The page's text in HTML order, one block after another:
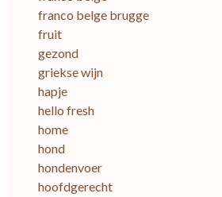
franco belge brugge
fruit
gezond
griekse wijn
hapje
hello fresh
home
hond
hondenvoer
hoofdgerecht